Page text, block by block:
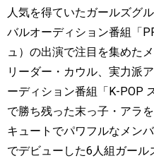
人気を得ていたガールズグ
バルオーディション番組「
ュ）の出演で注目を集めたメ
リーダー・カウル、実力派
ーディション番組「K-POP
で勝ち残った末っ子・アラ
キュートでパワフルなメン
でデビューした6人組ガール